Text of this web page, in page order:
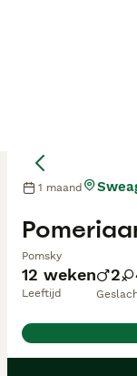
12 weken
Leeftijd
2
Pomsky
1 maand